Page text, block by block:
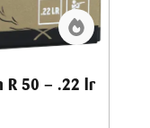
R 50 – .22 lr